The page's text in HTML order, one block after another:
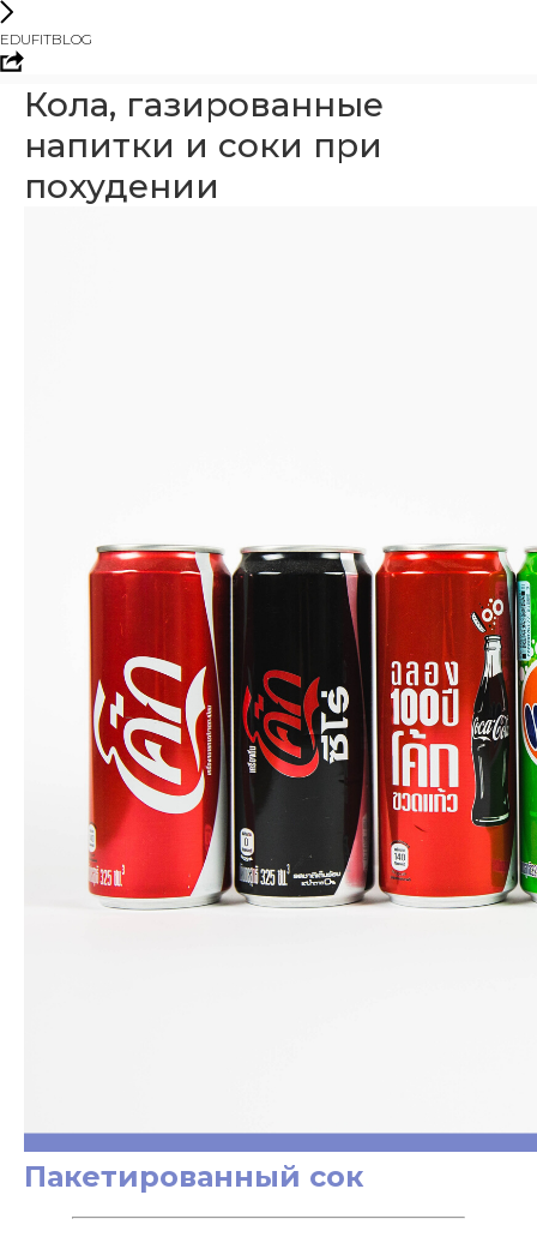
EDUFITBLOG
Кола, газированные
напитки и соки при
похудении
Пакетированный сок